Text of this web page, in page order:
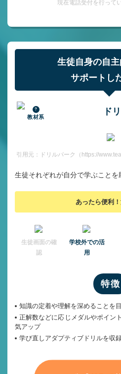
現在電話受付を行って
生徒自身の自
サポートし
教材系
ド
引用元：ドリルパーク（https://
生徒それぞれが自分で学ぶことを
あったら便利
⽣徒画⾯の確
認
学校外での活
用
特徴
知識の定着や理解を深めることを
正解数などに応じメダルやポイン
気アップ
学び直しアダプティブドリルを収